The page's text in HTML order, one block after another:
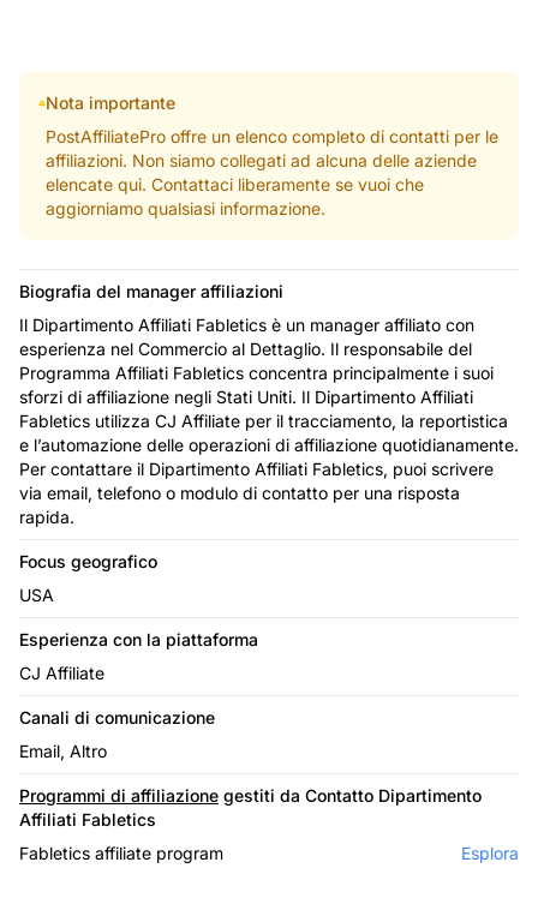
Nota importante
PostAffiliatePro offre un elenco completo di contatti per le
affiliazioni. Non siamo collegati ad alcuna delle aziende
elencate qui. Contattaci liberamente se vuoi che
aggiorniamo qualsiasi informazione.
Biografia del manager affiliazioni
Il Dipartimento Affiliati Fabletics è un manager affiliato con
esperienza nel Commercio al Dettaglio. Il responsabile del
Programma Affiliati Fabletics concentra principalmente i suoi
sforzi di affiliazione negli Stati Uniti. Il Dipartimento Affiliati
Fabletics utilizza CJ Affiliate per il tracciamento, la reportistica
e l’automazione delle operazioni di affiliazione quotidianamente.
Per contattare il Dipartimento Affiliati Fabletics, puoi scrivere
via email, telefono o modulo di contatto per una risposta
rapida.
Focus geografico
USA
Esperienza con la piattaforma
CJ Affiliate
Canali di comunicazione
Email, Altro
Programmi di affiliazione gestiti da Contatto Dipartimento
Affiliati Fabletics
Fabletics affiliate program
Esplora